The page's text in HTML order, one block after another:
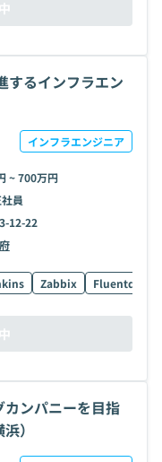
するインフラエン
インフラエンジニア
~ 700万円
員
12-22
Zabbix Fluentd
カンパニーを目指
）